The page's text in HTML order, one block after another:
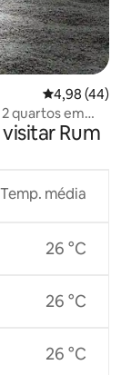
4,98 de uma
4,98 (44)
quartos em
Rum
Temp. média
26 °C
26 °C
26 °C